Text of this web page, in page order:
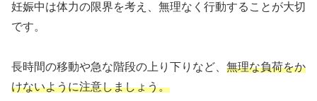
妊娠中は体力の限界を考え、無理なく行動することが大切
です。
長時間の移動や急な階段の上り下りなど、 無理な負荷をか
けないように注意しましょう。